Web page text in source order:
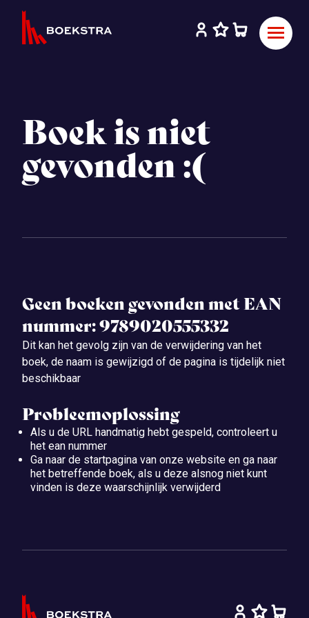
Boek is niet
gevonden :(
Geen boeken gevonden met EAN
nummer: 9789020555332
Dit kan het gevolg zijn van de verwijdering van het
boek, de naam is gewijzigd of de pagina is tijdelijk niet
beschikbaar
Probleemoplossing
Als u de URL handmatig hebt gespeld, controleert u
het ean nummer
Ga naar de startpagina van onze website en ga naar
het betreffende boek, als u deze alsnog niet kunt
vinden is deze waarschijnlijk verwijderd